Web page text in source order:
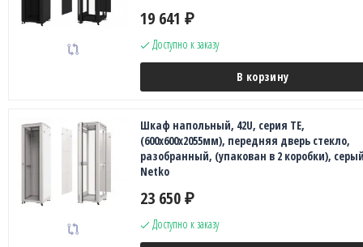
19 641 ₽
Доступно к заказу
В корзину
Шкаф напольный, 42U, серия TE,
(600х600х2055мм), передняя дверь стекло,
разобранный, (упакован в 2 коробки),
Netko
23 650 ₽
Доступно к заказу